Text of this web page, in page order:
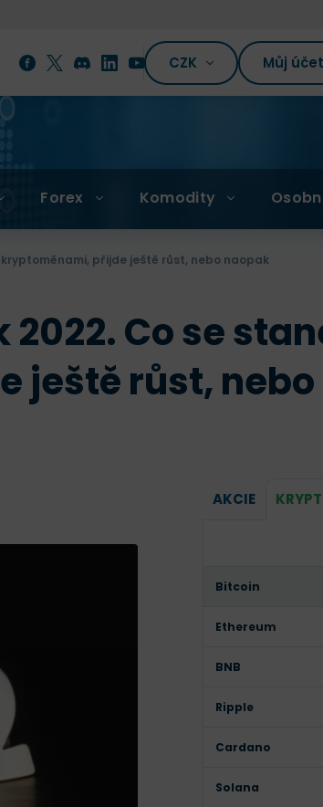
CZK Můj účet
Forex Komodity
přijde ještě růst, nebo naopak
Co se
ještě růst,
AKCIE
Bitcoin
Ethereum
BNB
Ripple
Cardano
Solana